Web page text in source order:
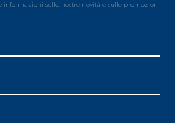
sulle nostre novità e sulle promozioni